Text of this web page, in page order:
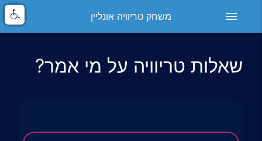
menu משחק טריוויה אונליין
שאלות טריוויה על מי אמר?